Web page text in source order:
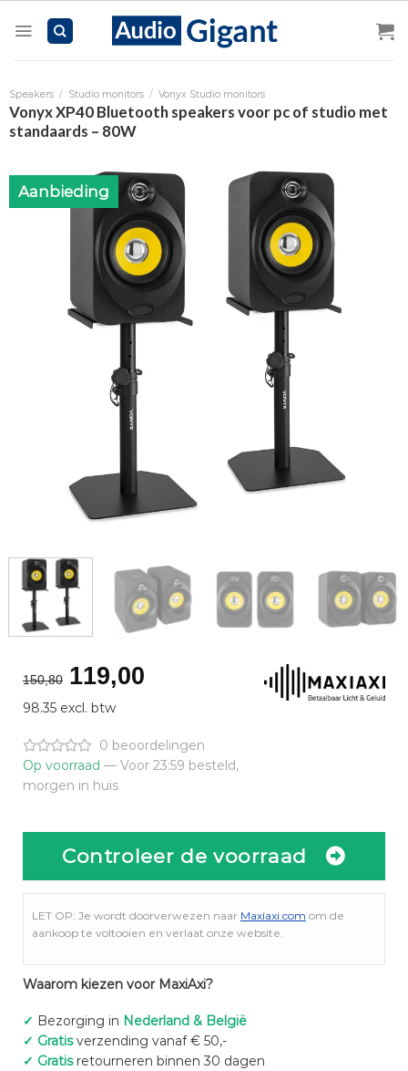
Speakers / Studio monitors / Vonyx Studio monitors
Vonyx XP40 Bluetooth speakers voor pc of studio met
standaards – 80W
Aanbieding
150,80 Oorspronkelijke
prijs
was:
€150,80.
119,00Huidige
€119,00.
98.35 excl. btw
0 beoordelingen
Op voorraad — Voor 23:59 besteld,
morgen in huis
Controleer de voorraad
LET OP: Je wordt doorverwezen naar Maxiaxi.com om de
aankoop te voltooien en verlaat onze website.
Waarom kiezen voor MaxiAxi?
✓ Bezorging in Nederland & België
✓ Gratisverzending vanaf € 50,-
✓ Gratisretourneren binnen 30 dagen